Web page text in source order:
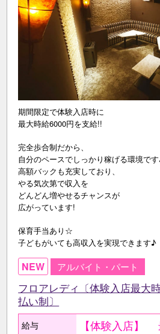
期間限定で体験入店時に
最大時給6000円を支給!!
完全歩合制だから、
自分のペースでしっかり稼げる環境で
高額バックも充実しており、
やる気次第で収入を
どんどん増やせるチャンスが
広がっています!
保育手当あり☆
子どもがいても高収入を実現できます♪
NEW アルバイト・パート
フロアレディ〔体験入店最大
払い制〕
給与